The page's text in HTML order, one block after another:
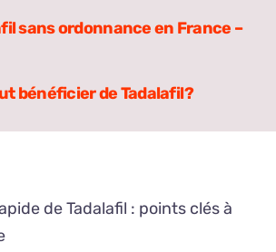
sans ordonnance en France –
bénéficier de Tadalafil ?
de Tadalafil : points clés à